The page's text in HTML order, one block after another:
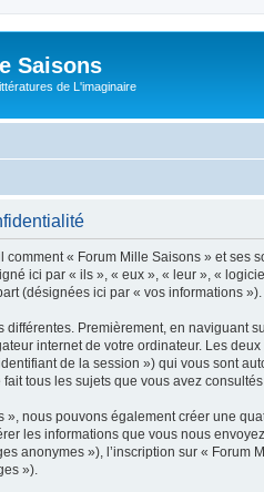
Saisons
de L'imaginaire
« Forum Mille Saisons » et ses
ici par « ils », « eux », « leur », «
(désignées ici par « vos informations »).
Premièrement, en naviguant
internet de votre ordinateur. Les
de la session ») qui vous sont
tous les sujets que vous avez
nous pouvons également créer une
les informations que vous nous
anonymes »), l’inscription sur «
»).